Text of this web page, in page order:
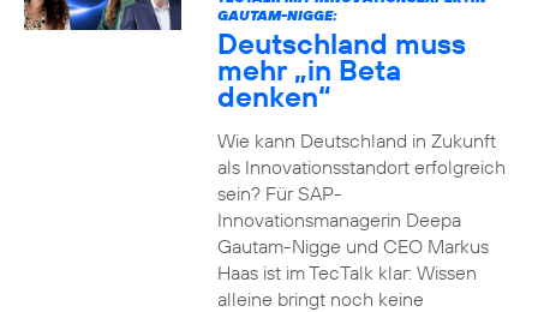
GAUTAM-NIGGE:
Deutschland muss
mehr „in Beta
denken“
Wie kann Deutschland in Zukunft
als Innovationsstandort erfolgreich
sein? Für SAP-
Innovationsmanagerin Deepa
Gautam-Nigge und CEO Markus
Haas ist im TecTalk klar: Wissen
alleine bringt noch keine